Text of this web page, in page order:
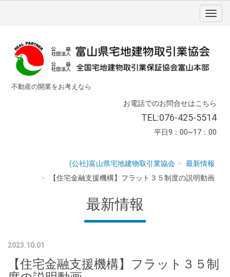
不動産の開業をお考えなら
お電話でのお問合せはこちら
TEL:076-425-5514
平日9：00~17：00
(公社)富山県宅地建物取引業協会
最新情報
【住宅金融支援機構】フラット３５制度の説明動画
最新情報
2023.10.01
【住宅金融支援機構】フラット３５制